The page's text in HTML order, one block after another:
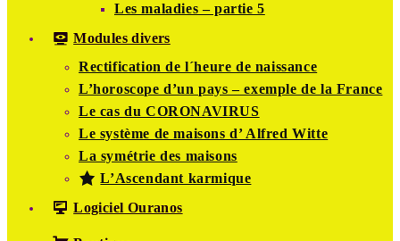
Les maladies – partie 5
Modules divers
Rectification de l´heure de naissance
L’horoscope d’un pays – exemple de la France
Le cas du CORONAVIRUS
Le système de maisons d’ Alfred Witte
La symétrie des maisons
L’Ascendant karmique
Logiciel Ouranos